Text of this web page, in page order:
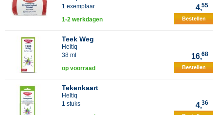
1 exemplaar
4,55
1-2 werkdagen Bestellen
Teek Weg
Heltiq
38 ml
16,68
op voorraad Bestellen
Tekenkaart
Heltiq
1 stuks
4,36